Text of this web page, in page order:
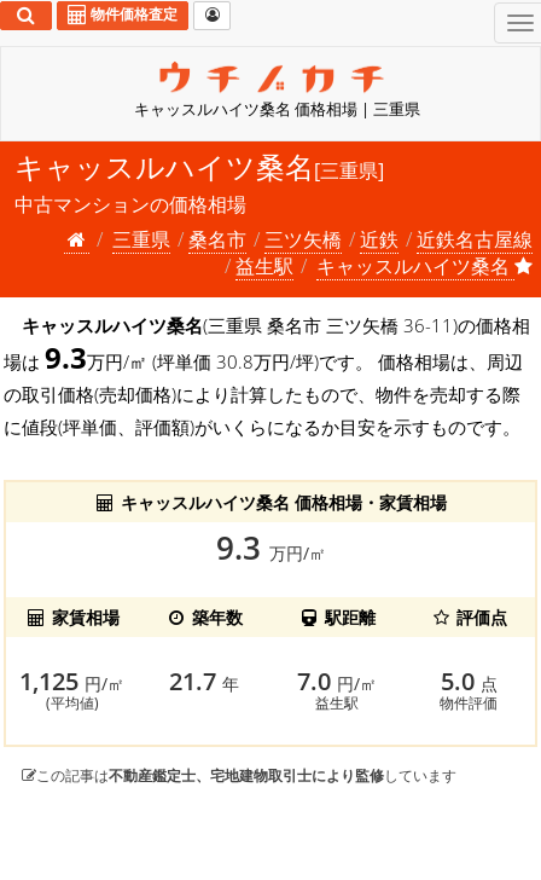
キャッスルハイツ桑名 価格相場 | 三重県
物件価格査定
キャッスルハイツ桑名 [三重県]
中古マンションの価格相場
三重県
桑名市 三ツ矢橋 近鉄
近鉄名古屋線
益生駅
キャッスルハイツ桑名
キャッスルハイツ桑名(三重県 桑名市 三ツ矢橋 36-11)の価格相
場は 9.3万円/㎡ (坪単価 30.8万円/坪)です。 価格相場は、周辺
の取引価格(売却価格)により計算したもので、物件を売却する際
に値段(坪単価、評価額)がいくらになるか目安を示すものです。
キャッスルハイツ桑名 価格相場・家賃相場
9.3 万円/㎡
家賃相場 築年数 駅距離 評価点
1,125 円/㎡
(平均値)
21.7年 7.0 円/㎡
益生駅
5.0 点
物件評価
この記事は不動産鑑定士、宅地建物取引士により監修しています